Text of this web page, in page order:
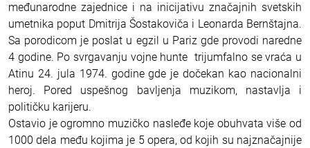
međunarodne zajednice i na inicijativu značajnih svetskih
umetnika poput Dmitrija Šostakoviča i Leonarda Bernštajna.
Sa porodicom je poslat u egzil u Pariz gde provodi naredne
4 godine. Po svrgavanju vojne hunte trijumfalno se vraća u
Atinu 24. jula 1974. godine gde je dočekan kao nacionalni
heroj. Pored uspešnog bavljenja muzikom, nastavlja i
političku karijeru.
Ostavio je ogromno muzičko nasleđe koje obuhvata više od
1000 dela među kojima je 5 opera, od kojih su najznačajnije